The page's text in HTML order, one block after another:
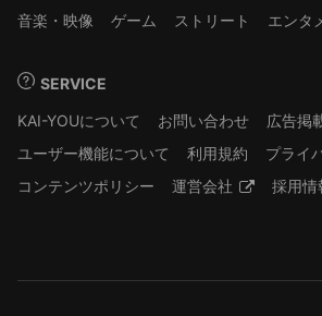
音楽・映像
ゲーム ストリート エンタ
SERVICE
KAI-YOUについて
お問い合わせ
広告掲
ユーザー機能について
利用規約
プライ
コンテンツポリシー
運営会社 採用情